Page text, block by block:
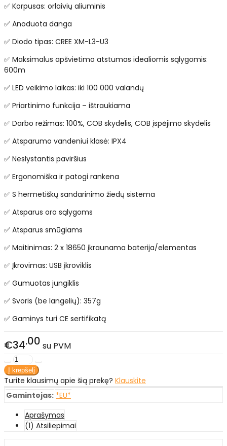
✅ Korpusas: orlaivių aliuminis
✅ Anoduota danga
✅ Diodo tipas: CREE XM-L3-U3
✅ Maksimalus apšvietimo atstumas idealiomis sąlygomis:
600m
✅ LED veikimo laikas: iki 100 000 valandų
✅ Priartinimo funkcija – ištraukiama
✅ Darbo režimas: 100%, COB skydelis, COB įspėjimo skydelis
✅ Atsparumo vandeniui klasė: IPX4
✅ Neslystantis paviršius
✅ Ergonomiška ir patogi rankena
✅ S hermetiškų sandarinimo žiedų sistema
✅ Atsparus oro sąlygoms
✅ Atsparus smūgiams
✅ Maitinimas: 2 x 18650 įkraunama baterija/elementas
✅ Įkrovimas: USB įkroviklis
✅ Gumuotas jungiklis
✅ Svoris (be langelių): 357g
✅ Gaminys turi CE sertifikatą
€34 00 su PVM
Turite klausimų apie šią prekę? Klauskite
Gamintojas: *EU*
Aprašymas
(1) Atsiliepimai